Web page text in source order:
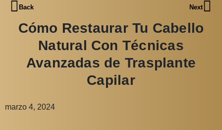
Back Next
Cómo Restaurar Tu Cabello
Natural Con Técnicas
Avanzadas de Trasplante
Capilar
marzo 4, 2024